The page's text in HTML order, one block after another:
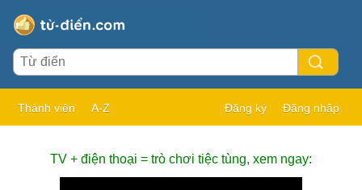
Thành viên A-Z Đăng ký Đăng nhập
TV + điện thoại = trò chơi tiệc tùng, xem ngay: